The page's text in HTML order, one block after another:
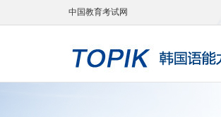
中国教育考试网